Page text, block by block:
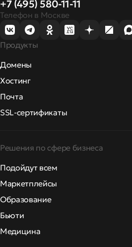
+7 (495) 580-11-11
Телефон в Москве
Продукты
Домены
Хостинг
Почта
SSL-сертификаты
Решения по сфере бизнеса
Подойдут всем
Маркетплейсы
Образование
Бьюти
Медицина